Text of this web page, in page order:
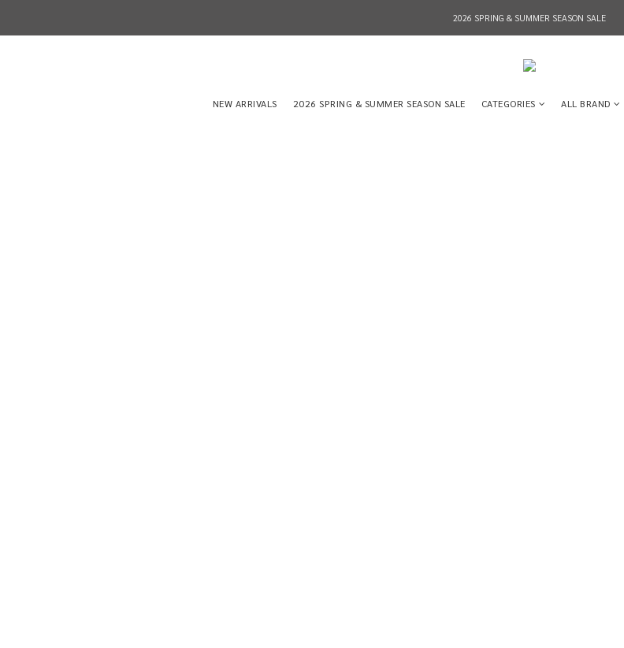
2026 SPRING & SUMMER SEASON SALE
2026 SPRING & SUMMER SEASON SALE
NEW ARRIVALS 2026 SPRING & SUMMER SEASON SALE CATEGORIES ALL BRAND